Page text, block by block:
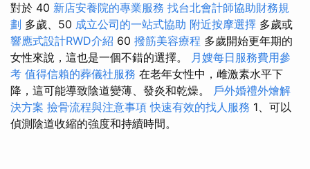
對於 40 新店安養院的專業服務 找台北會計師協助財務規
劃 多歲、50 成立公司的一站式協助 附近按摩選擇 多歲或
響應式設計RWD介紹 60 撥筋美容療程 多歲開始更年期的
女性來說，這也是一個不錯的選擇。 月嫂每日服務費用參
考 值得信賴的葬儀社服務 在老年女性中，雌激素水平下
降，這可能導致陰道變薄、發炎和乾燥。 戶外婚禮外燴解
決方案 撿骨流程與注意事項 快速有效的找人服務 1、可以
偵測陰道收縮的強度和持續時間。